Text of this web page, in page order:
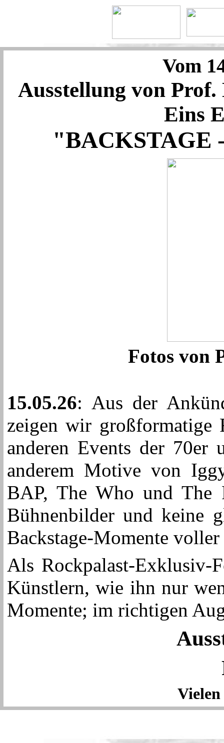
Vom
Ausstellung von
Eins
"BACKSTAGE
Fotos von
15.05.26: Aus der
zeigen wir großformatige
anderen Events der 70er
anderem Motive von
BAP, The Who und The
Bühnenbilder und keine
Backstage-Momente
Als Rockpalast-Exklusiv-
Künstlern, wie ihn nur
Momente; im richtigen